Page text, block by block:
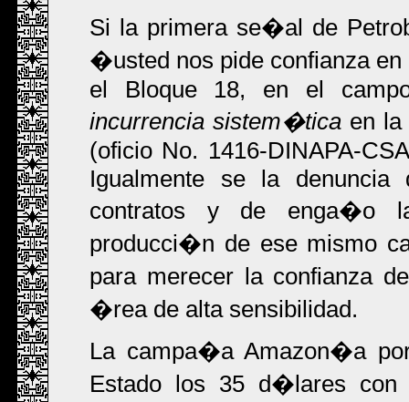
Si la primera se�al de
�usted nos pide confianza
el Bloque 18, en el
incurrencia sistem�ticaen la
(oficio No. 1416-DINAPA-
Igualmente se la
contratos y de enga�o
producci�n de ese mismo
para merecer la confianza
�rea de alta sensibilidad.
La campa�a Amazon�a
Estado los 35 d�lares con